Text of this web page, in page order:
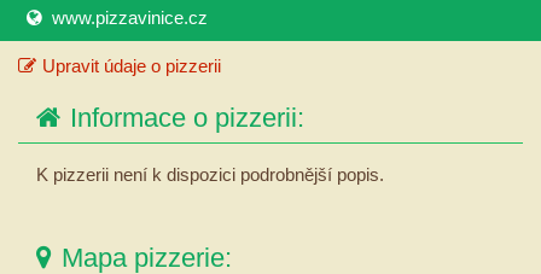
www.pizzavinice.cz
Upravit údaje o pizzerii
Informace o pizzerii:
K pizzerii není k dispozici podrobnější popis.
Mapa pizzerie: